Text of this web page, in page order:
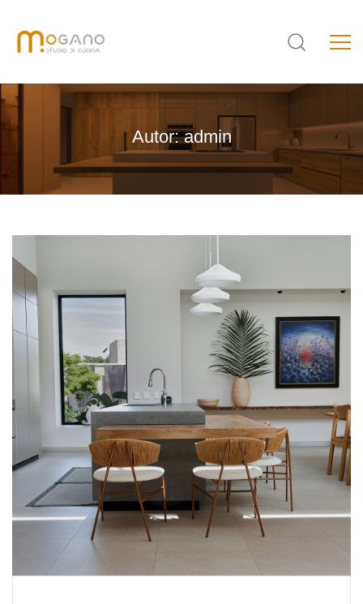
Autor: admin